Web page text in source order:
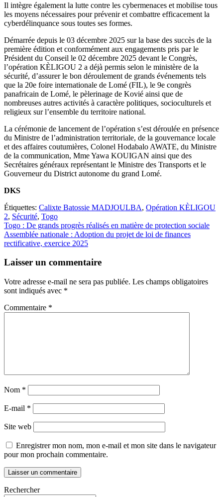
Il intègre également la lutte contre les cybermenaces et mobilise tous
les moyens nécessaires pour prévenir et combattre efficacement la
cyberdélinquance sous toutes ses formes.
Démarrée depuis le 03 décembre 2025 sur la base des succès de la
première édition et conformément aux engagements pris par le
Président du Conseil le 02 décembre 2025 devant le Congrès,
l’opération KÈLIGOU 2 a déjà permis selon le ministère de la
sécurité, d’assurer le bon déroulement de grands événements tels
que la 20e foire internationale de Lomé (FIL), le 9e congrès
panafricain de Lomé, le pèlerinage de Kovié ainsi que de
nombreuses autres activités à caractère politiques, socioculturels et
religieux sur l’ensemble du territoire national.
La cérémonie de lancement de l’opération s’est déroulée en présence
du Ministre de l’administration territoriale, de la gouvernance locale
et des affaires coutumières, Colonel Hodabalo AWATE, du Ministre
de la communication, Mme Yawa KOUIGAN ainsi que des
Secrétaires généraux représentant le Ministre des Transports et le
Gouverneur du District autonome du grand Lomé.
DKS
Étiquettes: Calixte Batossie MADJOULBA, Opération KÈLIGOU
2, Sécurité, Togo
Navigation
de
Togo : De grands progrès réalisés en matière de protection sociale
Assemblée nationale : Adoption du projet de loi de finances
rectificative, exercice 2025
Laisser un commentaire
Votre adresse e-mail ne sera pas publiée. Les champs obligatoires
sont indiqués avec *
Commentaire *
Nom *
E-mail *
Site web
Enregistrer mon nom, mon e-mail et mon site dans le navigateur
pour mon prochain commentaire.
Rechercher